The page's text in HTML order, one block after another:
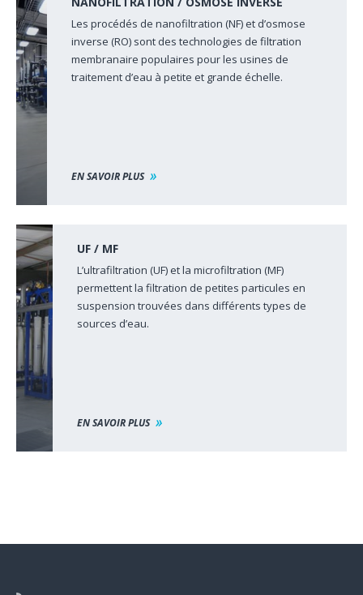
Les procédés de nanofiltration (NF) et d’osmose
inverse (RO) sont des technologies de filtration
membranaire populaires pour les usines de
traitement d’eau à petite et grande échelle.
EN SAVOIR PLUS
UF / MF
L’ultrafiltration (UF) et la microfiltration (MF)
permettent la filtration de petites particules en
suspension trouvées dans différents types de
sources d’eau.
EN SAVOIR PLUS